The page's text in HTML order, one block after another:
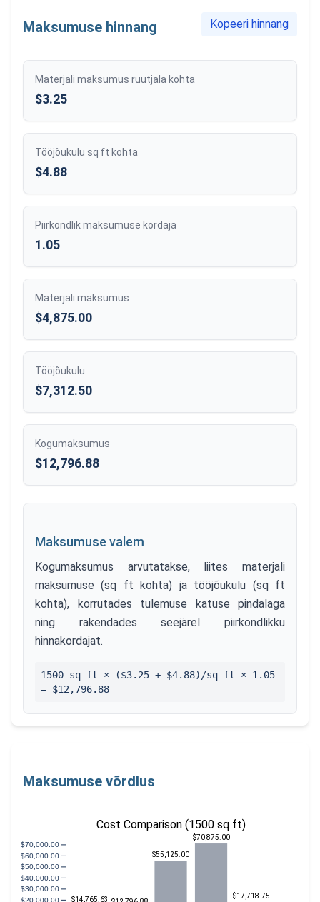
Maksumuse hinnang Kopeeri hinnang
Materjali maksumus ruutjala kohta
$3.25
Tööjõukulu sq ft kohta
$4.88
Piirkondlik maksumuse kordaja
1.05
Materjali maksumus
$4,875.00
Tööjõukulu
$7,312.50
Kogumaksumus
$12,796.88
Maksumuse valem
Kogumaksumus arvutatakse, liites materjali
maksumuse (sq ft kohta) ja tööjõukulu (sq ft
kohta), korrutades tulemuse katuse pindalaga
ning rakendades seejärel piirkondlikku
hinnakordajat.
1500 sq ft × ($3.25 + $4.88)/sq ft × 1.05
= $12,796.88
Maksumuse võrdlus
$20,000.00
$30,000.00
$40,000.00
$50,000.00
$60,000.00
$70,000.00
Cost Comparison (1500 sq ft)
$14,765.63
$55,125.00
$70,875.00
$17,718.75